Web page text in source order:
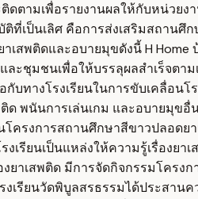
ามเพื่อรายงานผลให้กับหน่วยง
ที่เป็นเลิศ คือการส่งเสริมสถานศึ
เสพติดและอบายมุขดังนี้ H
ชุมชนเพื่อให้บรรลุผลสำเร็จตาม
ทางโรงเรียนในการขับเคลื่อนโ
พนันการเล่นเกม และอบายมุขอื่น
ครงการสถานศึกษาสีขาวปลอดย
รียนเป็นแหล่งให้ความรู้เรื่องยา
าเสพติด มีการจัดกิจกรรมโครง
เรียนวัดพิบูลสรธรรมได้ประสาน